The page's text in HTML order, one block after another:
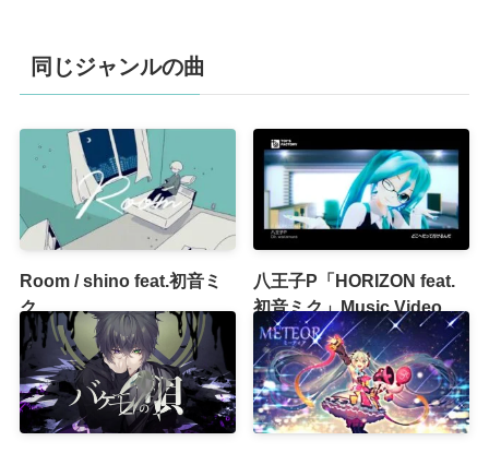
同じジャンルの曲
Room / shino feat.初音ミ
ク
八王子P「HORIZON feat.
初音ミク」Music Video